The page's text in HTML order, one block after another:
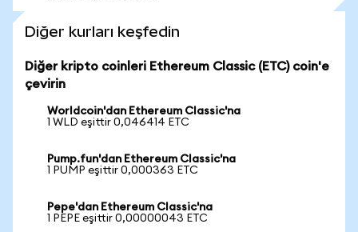
Diğer kurları keşfedin
Diğer kripto coinleri Ethereum Classic (ETC) coin'e
çevirin
Worldcoin'dan Ethereum Classic'na
1 WLD eşittir 0,046414 ETC
Pump.fun'dan Ethereum Classic'na
1 PUMP eşittir 0,000363 ETC
Pepe'dan Ethereum Classic'na
1 PEPE eşittir 0,00000043 ETC